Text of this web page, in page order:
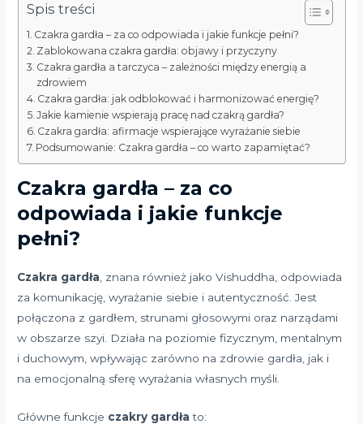
Spis treści
Czakra gardła – za co odpowiada i jakie funkcje pełni?
Zablokowana czakra gardła: objawy i przyczyny
Czakra gardła a tarczyca – zależności między energią a
zdrowiem
Czakra gardła: jak odblokować i harmonizować energię?
Jakie kamienie wspierają pracę nad czakrą gardła?
Czakra gardła: afirmacje wspierające wyrażanie siebie
Podsumowanie: Czakra gardła – co warto zapamiętać?
Czakra gardła – za co
odpowiada i jakie funkcje
pełni?
Czakra gardła , znana również jako Vishuddha, odpowiada
za komunikację, wyrażanie siebie i autentyczność. Jest
połączona z gardłem, strunami głosowymi oraz narządami
w obszarze szyi. Działa na poziomie fizycznym, mentalnym
i duchowym, wpływając zarówno na zdrowie gardła, jak i
na emocjonalną sferę wyrażania własnych myśli.
Główne funkcje czakry gardła to: